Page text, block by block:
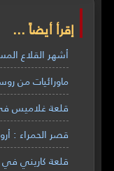
إقرأ أيضاً ...
أشهر القلاع
ماورائيات من
قلعة غلاميس
قصر الحمراء :
قلعة كاريني في